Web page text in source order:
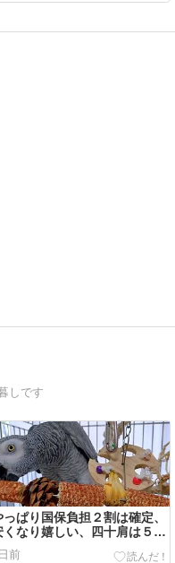
しです
っぱり国保負担２割は確定、
くなり嬉しい、四十肩は５ヵ
前